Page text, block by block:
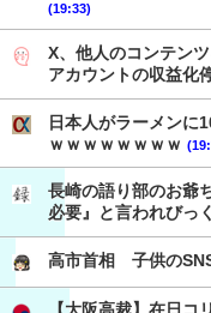
(19:33)
X、他人のコンテン
アカウントの収益化
日本人がラーメンに
ｗｗｗｗｗｗｗｗ
長崎の語り部のお爺
必要』と言われびっ
高市首相 子供の